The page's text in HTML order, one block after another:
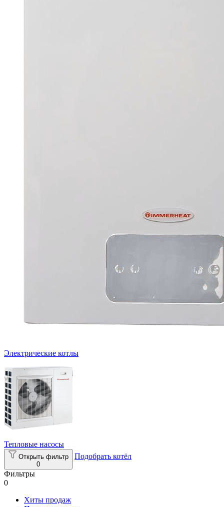
Электрические котлы
Тепловые насосы
Открыть фильтр
0
Подобрать котёл
Фильтры
0
Хиты продаж